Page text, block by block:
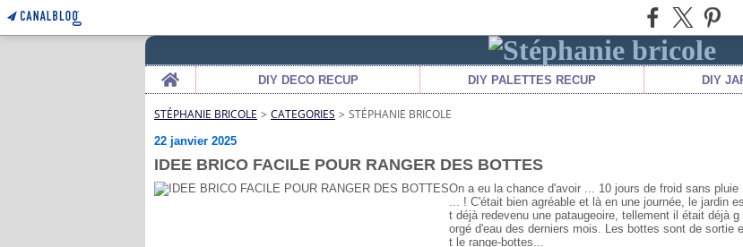
Home
DIY DECO RECUP DIY PALETTES RECUP DIY
STÉPHANIE BRICOLE > CATEGORIES > STÉPHANIE BRICOLE
22 janvier 2025
IDEE BRICO FACILE POUR RANGER DES BOTTES
On a eu la chance d'avoir ... 10 jours de froid sans pluie
... ! C'était bien agréable et là en une journée, le jardin es
t déjà redevenu une pataugeoire, tellement il était déjà g
orgé d'eau des derniers mois. Les bottes sont de sortie e
t le range-bottes...